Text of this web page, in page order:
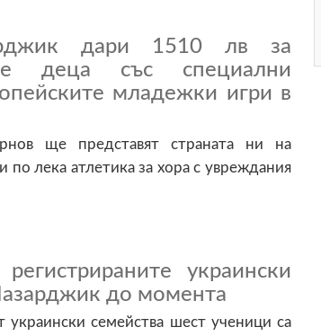
дари 1510 лв за
деца със специални
младежки игри в
ще представят страната ни на
по лека атлетика за хора с увреждания
украински
до момента
семейства шест ученици са